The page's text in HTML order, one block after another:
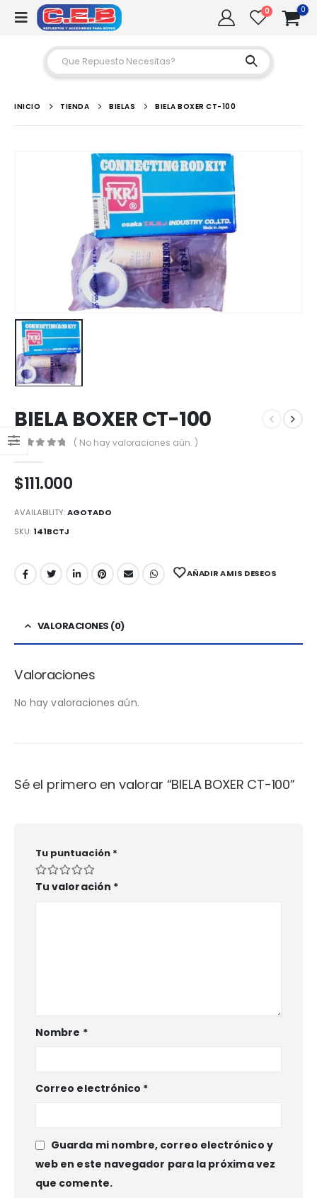
0 0
INICIO TIENDA BIELAS BIELA BOXER CT-100
BIELA BOXER CT-100
( No hay valoraciones aún. )
$111.000
AVAILABILITY:AGOTADO
SKU:141BCTJ
AÑADIR A MIS DESEOS
VALORACIONES (0)
Valoraciones
No hay valoraciones aún.
Sé el primero en valorar “BIELA BOXER CT-100”
Tu puntuación *
Tu valoración *
Nombre *
Correo electrónico *
Guarda mi nombre, correo electrónico y
web en este navegador para la próxima vez
que comente.